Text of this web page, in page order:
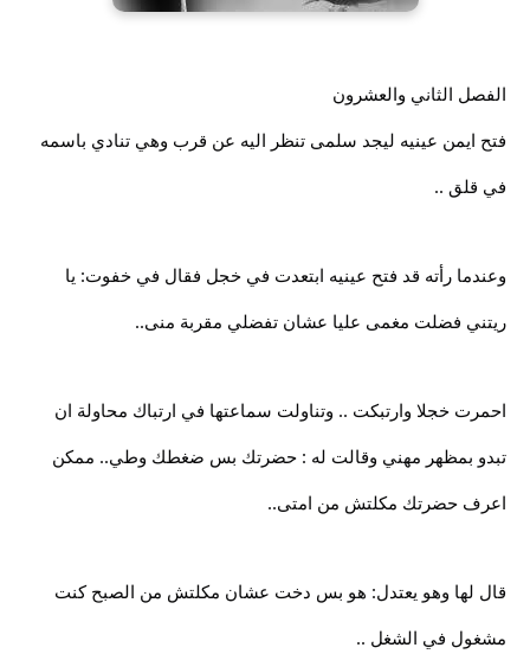
الفصل الثاني والعشرون
فتح ايمن عينيه ليجد سلمى تنظر اليه عن قرب وهي تنادي باسمه
في قلق ..
وعندما رأته قد فتح عينيه ابتعدت في خجل فقال في خفوت: يا
ريتني فضلت مغمى عليا عشان تفضلي مقربة منى..
احمرت خجلا وارتبكت .. وتناولت سماعتها في ارتباك محاولة ان
تبدو بمظهر مهني وقالت له : حضرتك بس ضغطك وطي.. ممكن
اعرف حضرتك مكلتش من امتى..
قال لها وهو يعتدل: هو بس دخت عشان مكلتش من الصبح كنت
مشغول في الشغل ..